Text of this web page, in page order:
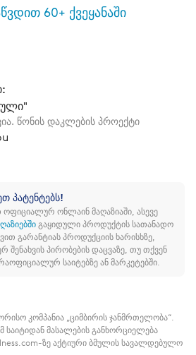
60+ ქვეყანაში
წონის დაკლების პროექტი
პატენტებს!
ოფიციალურ ონლაინ მაღაზიაში, ასევე
გაყიდული პროდუქტის სათანადო
გარანტიას პროდუქციის ხარისხზე,
შენახვის პირობების დაცვაზე, თუ თქვენ
საიტებზე ან მარკეტებში.
კომპანია „ციმბირის ჯანმრთელობა“.
საიტიდან მასალების განხორციელება
ზე აქტიური ბმულის სავალდებულო